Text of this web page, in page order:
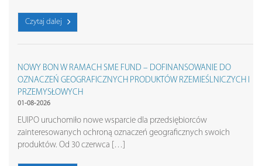
Czytaj dalej
NOWY BON W RAMACH SME FUND – DOFINANSOWANIE DO
OZNACZEŃ GEOGRAFICZNYCH PRODUKTÓW RZEMIEŚLNICZYCH I
PRZEMYSŁOWYCH
01-08-2026
EUIPO uruchomiło nowe wsparcie dla przedsiębiorców
zainteresowanych ochroną oznaczeń geograficznych swoich
produktów. Od 30 czerwca […]